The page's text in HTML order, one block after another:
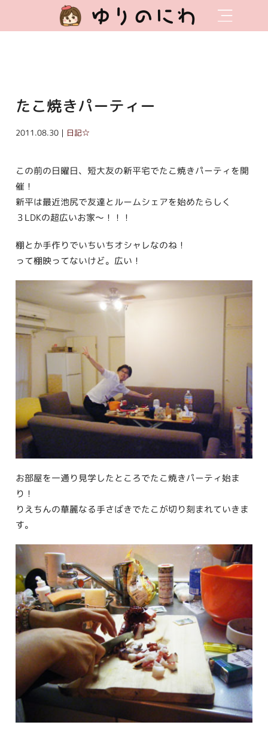
ゆりのにわ
たこ焼きパーティー
2011.08.30｜ 日記☆
この前の日曜日、短大友の新平宅でたこ焼きパーティを開
催！
新平は最近池尻で友達とルームシェアを始めたらしく
３LDKの超広いお家〜！！！
棚とか手作りでいちいちオシャレなのね！
って棚映ってないけど。広い！
お部屋を一通り見学したところでたこ焼きパーティ始ま
り！
りえちんの華麗なる手さばきでたこが切り刻まれていきま
す。